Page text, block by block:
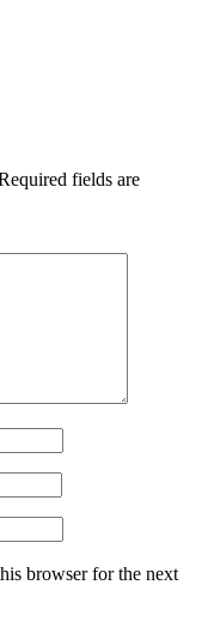
fields are
browser for the next